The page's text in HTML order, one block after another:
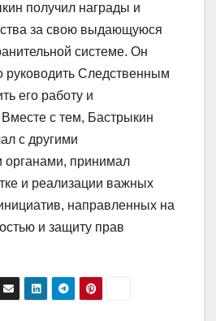
получил награды и
за свою выдающуюся
системе. Он
руководить Следственным
его работу и
Вместе с тем, Бастрыкин
с другими
органами, принимал
и реализации важных
направленных на
и защиту прав